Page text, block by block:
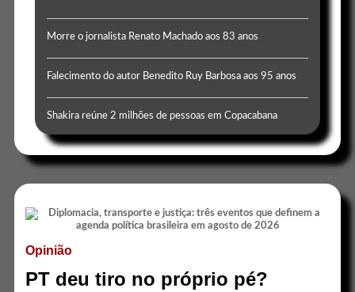
Morre o jornalista Renato Machado aos 83 anos
Falecimento do autor Benedito Ruy Barbosa aos 95 anos
Shakira reúne 2 milhões de pessoas em Copacabana
Opinião
PT deu tiro no próprio pé?